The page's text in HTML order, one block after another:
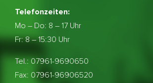
Telefonzeiten:
Mo – Do: 8 – 17 Uhr
Fr: 8 – 15:30 Uhr
Tel.: 07961-9690650
Fax: 07961-96906520